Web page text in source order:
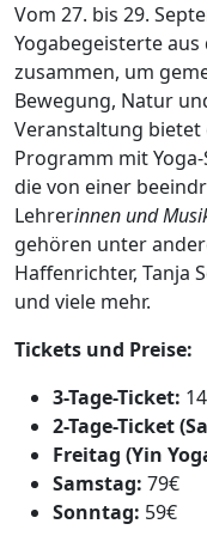
Vom 27. bis 29.
Yogabegeisterte
zusammen, um
Bewegung, Natur
Veranstaltung bietet
Programm mit
die von einer
Lehrerinnen und
gehören unter
Haffenrichter, Tanja
und viele mehr.
Tickets und Preise:
3-Tage-Ticket:
2-Tage-Ticket
Freitag (Yin
Samstag: 79€
Sonntag: 59€